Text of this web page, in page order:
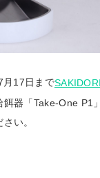
月17日まで
器「Take-One P1
い。